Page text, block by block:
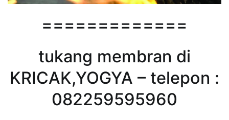
=============
tukang membran di
KRICAK,YOGYA – telepon :
082259595960